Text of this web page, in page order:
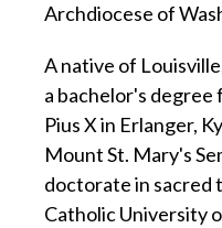
Archdiocese of
A native of
a bachelor's degree
Pius X in Erlanger,
Mount St. Mary's
doctorate in sacred
Catholic University